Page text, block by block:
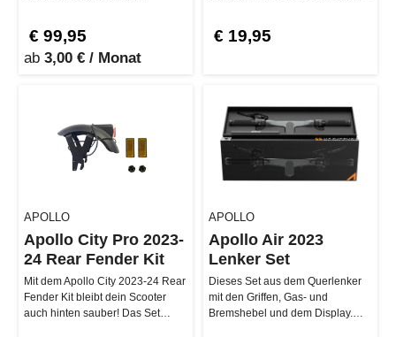
€ 99,95
ab 3,00 € / Monat
€ 19,95
APOLLO
Apollo City Pro 2023-
24 Rear Fender Kit
Mit dem Apollo City 2023-24 Rear
Fender Kit bleibt dein Scooter
auch hinten sauber! Das Set
APOLLO
Apollo Air 2023
Lenker Set
Dieses Set aus dem Querlenker
mit den Griffen, Gas- und
Bremshebel und dem Display.